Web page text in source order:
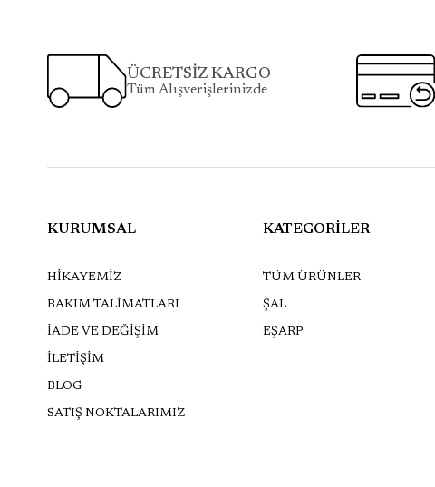
ÜCRETSİZ KARGO
Tüm Alışverişlerinizde
KURUMSAL
HİKAYEMİZ
BAKIM TALİMATLARI
İADE VE DEĞİŞİM
İLETİŞİM
BLOG
SATIŞ NOKTALARIMIZ
KATEGORİLER
TÜM ÜRÜNLER
ŞAL
EŞARP